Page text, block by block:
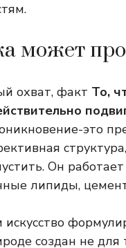
может
охват, факт То,
это
Он
липиды,
создан не для